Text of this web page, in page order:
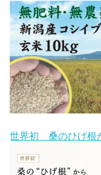
世界初 桑のひげ根